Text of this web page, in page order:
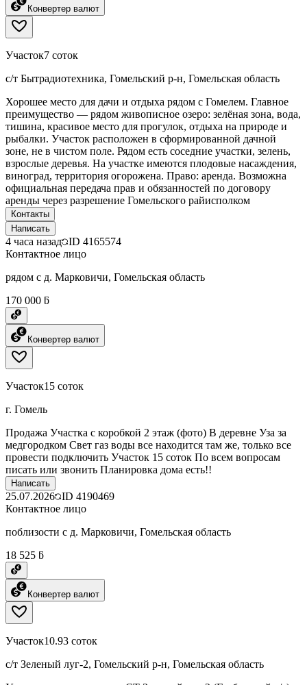
Конвертер валют
Участок7 соток
с/т Бытрадиотехника, Гомельский р-н, Гомельская область
Хорошее место для дачи и отдыха рядом с Гомелем. Главное
преимущество — рядом живописное озеро: зелёная зона, вода,
тишина, красивое место для прогулок, отдыха на природе и
рыбалки. Участок расположен в сформированной дачной
зоне, не в чистом поле. Рядом есть соседние участки, зелень,
взрослые деревья. На участке имеются плодовые насаждения,
виноград, территория огорожена. Право: аренда. Возможна
официальная передача прав и обязанностей по договору
аренды через разрешение Гомельского райисполком
Контакты
Написать
4 часа назад ID 4165574
Контактное лицо
рядом с д. Марковичи, Гомельская область
170 000 ƃ
Конвертер валют
Участок15 соток
г. Гомель
Продажа Участка с коробкой 2 этаж (фото) В деревне Уза за
медгородком Свет газ воды все находится там же, только все
провести подключить Участок 15 соток По всем вопросам
писать или звонить Планировка дома есть!!
Написать
25.07.2026 ID 4190469
Контактное лицо
поблизости с д. Марковичи, Гомельская область
18 525 ƃ
Конвертер валют
Участок10.93 соток
с/т Зеленый луг-2, Гомельский р-н, Гомельская область